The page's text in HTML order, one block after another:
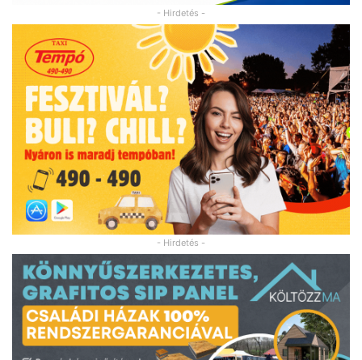
- Hirdetés -
- Hirdetés -